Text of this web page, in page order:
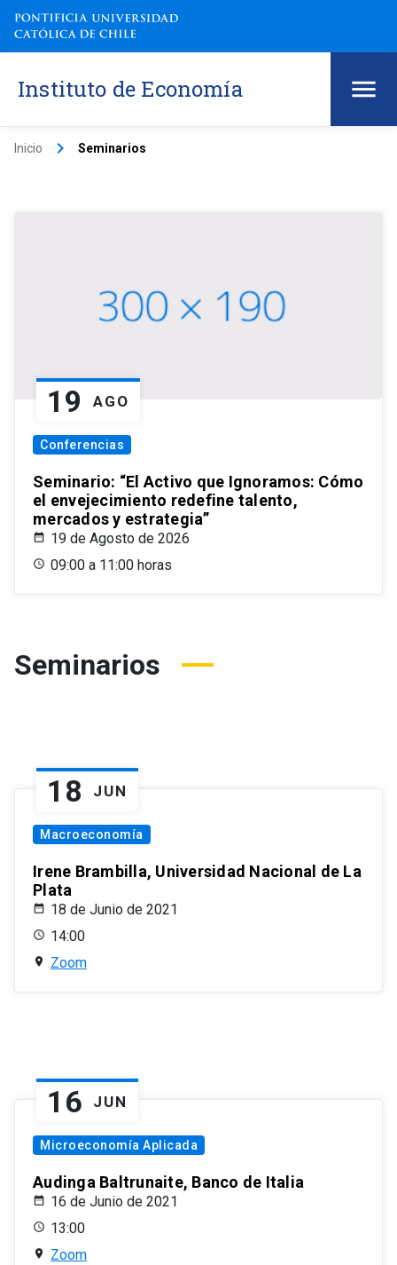
Instituto de Economía
Inicio keyboard_arrow_right Seminarios
19 AGO
Conferencias
Seminario: “El Activo que Ignoramos: Cómo
el envejecimiento redefine talento,
mercados y estrategia”
19 de Agosto de 2026
09:00 a 11:00 horas
Seminarios
18 JUN
Macroeconomía
Irene Brambilla, Universidad Nacional de La
Plata
18 de Junio de 2021
14:00
Zoom
16 JUN
Microeconomía Aplicada
Audinga Baltrunaite, Banco de Italia
16 de Junio de 2021
13:00
Zoom